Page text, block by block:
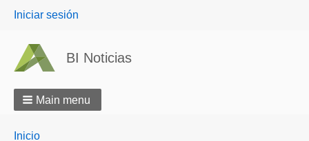
User
Iniciar sesión
BI Noticias
Main menu
You
Inicio